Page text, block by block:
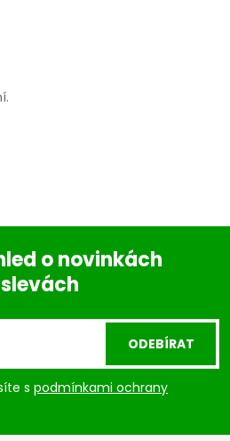
o novinkách
s podmínkami ochrany
ODEBÍRAT